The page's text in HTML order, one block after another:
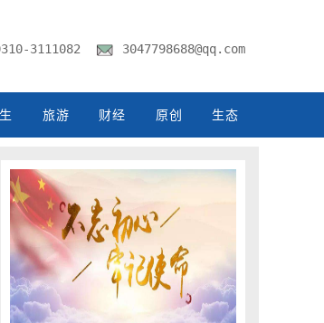
3111082 3047798688@qq.com
旅游 财经 原创 生态